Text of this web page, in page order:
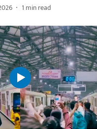
1 min read